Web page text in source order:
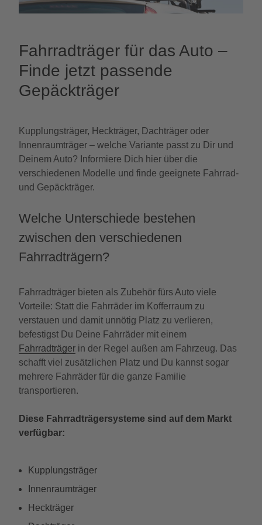
Fahrradträger für das Auto –
Finde jetzt passende
Gepäckträger
Kupplungsträger, Heckträger, Dachträger oder
Innenraumträger – welche Variante passt zu Dir und
Deinem Auto? Informiere Dich hier über die
verschiedenen Modelle und finde geeignete Fahrrad-
und Gepäckträger.
Welche Unterschiede bestehen
zwischen den verschiedenen
Fahrradträgern?
Fahrradträger bieten als Zubehör fürs Auto viele
Vorteile: Statt die Fahrräder im Kofferraum zu
verstauen und damit unnötig Platz zu verlieren,
befestigst Du Deine Fahrräder mit einem
Fahrradträger in der Regel außen am Fahrzeug. Das
schafft viel zusätzlichen Platz und Du kannst sogar
mehrere Fahrräder für die ganze Familie
transportieren.
Diese Fahrradträgersysteme sind auf dem Markt
verfügbar:
Kupplungsträger
Innenraumträger
Heckträger